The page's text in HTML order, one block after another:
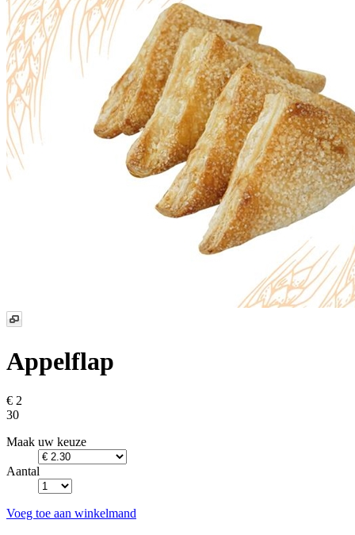
Appelflap
€ 2
30
Maak uw keuze
Aantal
Voeg toe aan winkelmand